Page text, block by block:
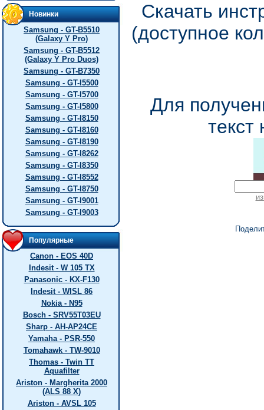
Новинки
Samsung - GT-B5510
(Galaxy Y Pro)
Samsung - GT-B5512
(Galaxy Y Pro Duos)
Samsung - GT-B7350
Samsung - GT-I5500
Samsung - GT-I5700
Samsung - GT-I5800
Samsung - GT-I8150
Samsung - GT-I8160
Samsung - GT-I8190
Samsung - GT-I8262
Samsung - GT-I8350
Samsung - GT-I8552
Samsung - GT-I8750
Samsung - GT-I9001
Samsung - GT-I9003
Популярные
Canon - EOS 40D
Indesit - W 105 TX
Panasonic - KX-F130
Indesit - WISL 86
Nokia - N95
Bosch - SRV55T03EU
Sharp - AH-AP24CE
Yamaha - PSR-550
Tomahawk - TW-9010
Thomas - Twin TT
Aquafilter
Ariston - Margherita 2000
(ALS 88 X)
Ariston - AVSL 105
Скачать
(доступное
Для
текст